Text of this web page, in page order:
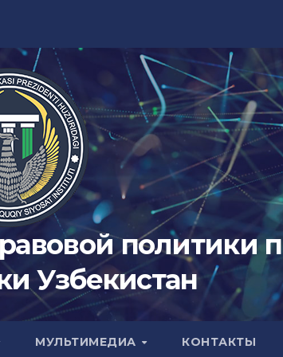
политики
Узбекистан
МУЛЬТИМЕДИА КОНТАКТЫ